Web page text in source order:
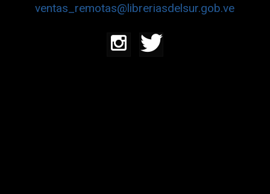
ventas_remotas@libreriasdelsur.gob.ve